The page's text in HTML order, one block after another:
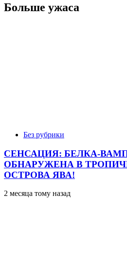
Больше ужаса
Без рубрики
СЕНСАЦИЯ: БЕЛКА-
ОБНАРУЖЕНА В
ОСТРОВА ЯВА!
2 месяца тому назад